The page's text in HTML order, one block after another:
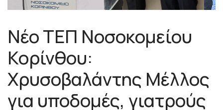
Νέο ΤΕΠ Νοσοκομείου
Κορίνθου:
Χρυσοβαλάντης Μέλλος
για υποδομές, γιατρούς